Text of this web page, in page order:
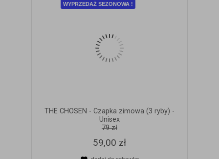
WYPRZEDAŻ SEZONOWA !
THE CHOSEN - Czapka zimowa (3 ryby) -
Unisex
79 zł
59,00 zł